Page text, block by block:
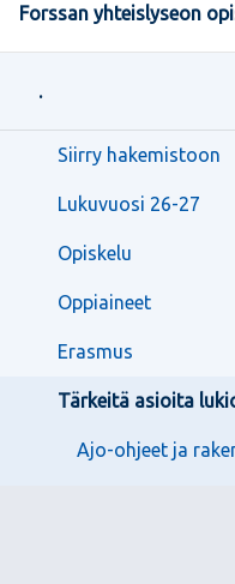
Forssan yhteislyseon
.
Siirry hakemistoon
Lukuvuosi 26-27
Opiskelu
Oppiaineet
Erasmus
Tärkeitä asioita
Ajo-ohjeet ja